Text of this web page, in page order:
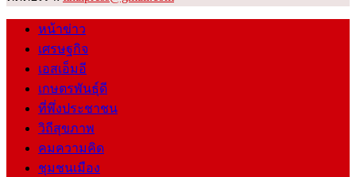
หน้าข่าว
เศรษฐกิจ
เอสเอ็มอี
เกษตรพันธุ์ดี
ที่พึ่งประชาชน
วิถีสุขภาพ
คมความคิด
ชุมชนเมือง